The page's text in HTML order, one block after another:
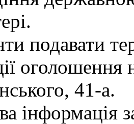
подавати
оголошення
41-а.
інформація